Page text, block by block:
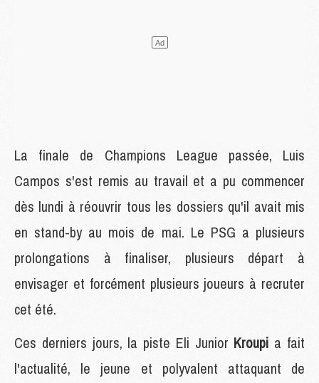
La finale de Champions League passée, Luis
Campos s'est remis au travail et a pu commencer
dès lundi à réouvrir tous les dossiers qu'il avait mis
en stand-by au mois de mai. Le PSG a plusieurs
prolongations à finaliser, plusieurs départ à
envisager et forcément plusieurs joueurs à recruter
cet été.
Ces derniers jours, la piste Eli Junior Kroupi a fait
l'actualité, le jeune et polyvalent attaquant de